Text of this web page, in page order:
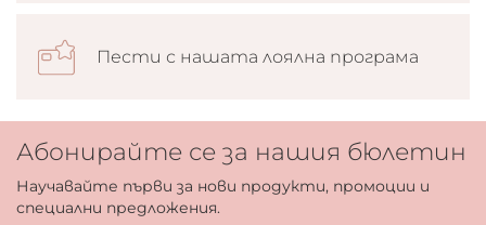
Пести с нашата лоялна програма
Абонирайте се за нашия бюлетин
Научавайте първи за нови продукти, промоции и
специални предложения.